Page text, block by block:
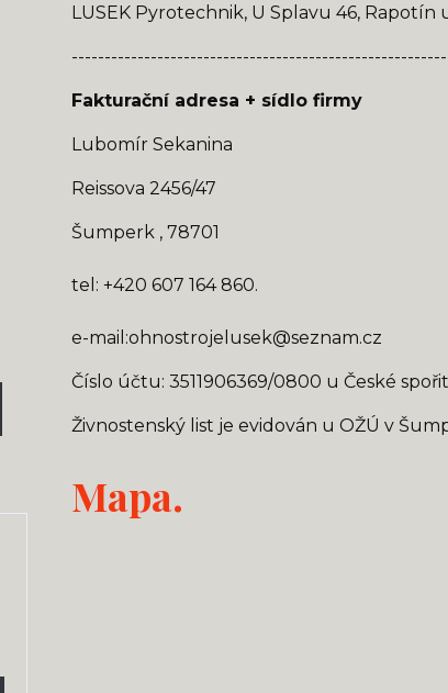
LUSEK Pyrotechnik, U Splavu 46, Rapotín
Fakturační adresa + sídlo firmy
Lubomír Sekanina
Reissova 2456/47
Šumperk , 78701
tel: +420 607 164 860.
e-mail:ohnostrojelusek@seznam.cz
Číslo účtu: 3511906369/0800 u České
Živnostenský list je evidován u OŽÚ v
Mapa.